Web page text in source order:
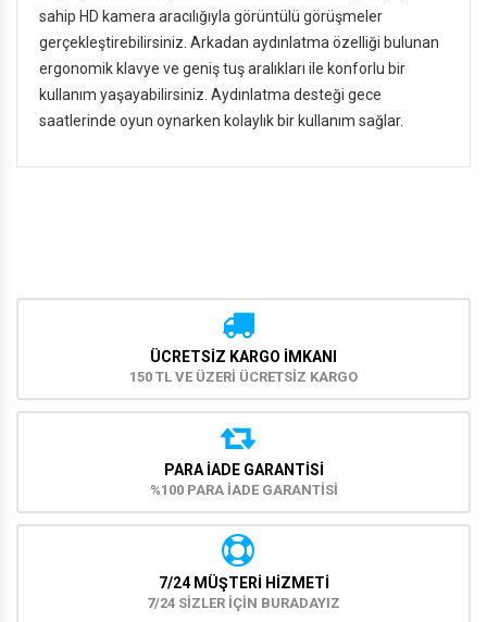
sahip HD kamera aracılığıyla görüntülü görüşmeler
gerçekleştirebilirsiniz. Arkadan aydınlatma özelliği bulunan
ergonomik klavye ve geniş tuş aralıkları ile konforlu bir
kullanım yaşayabilirsiniz. Aydınlatma desteği gece
saatlerinde oyun oynarken kolaylık bir kullanım sağlar.
ÜCRETSIZ KARGO İMKANI
150 TL VE ÜZERİ ÜCRETSİZ KARGO
PARA İADE GARANTISI
%100 PARA İADE GARANTİSİ
7/24 MÜŞTERİ HİZMETİ
7/24 SİZLER İÇİN BURADAYIZ